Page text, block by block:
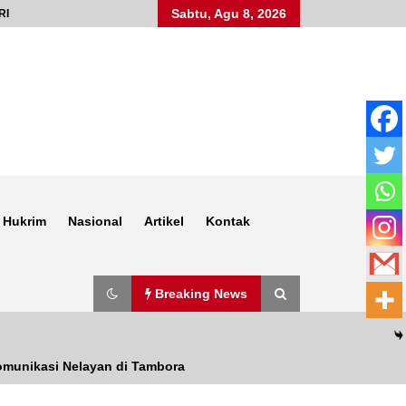
Sabtu, Agu 8, 2026
Hukrim Nasional Artikel Kontak
Breaking News
Anggota Satlantas Polres Sumbawa,
Nelayan di Tambora